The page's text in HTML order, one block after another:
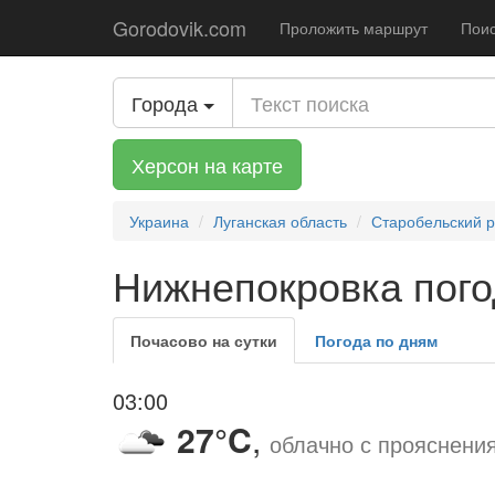
Gorodovik.com Проложить маршрут
Города
Херсон на карте
Украина Луганская область Старобельский
Нижнепокровка
Почасово на сутки Погода по дням
03:00
27°C, облачно с